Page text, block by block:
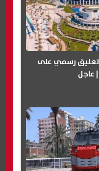
دولار.. أول تعليق رسمي على
عاجل